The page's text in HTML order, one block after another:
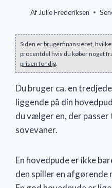
Af Julie Frederiksen
Siden er brugerfinansieret,
procentdel hvis du køber noget
prisen for dig.
Du bruger ca. en
liggende på din
du vælger en, der
sovevaner.
En hovedpude er ikke
den spiller en afgørende